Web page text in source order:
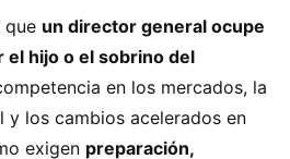
que un director general ocupe
el hijo o el sobrino del
en los mercados, la
los cambios acelerados en
exigen preparación,